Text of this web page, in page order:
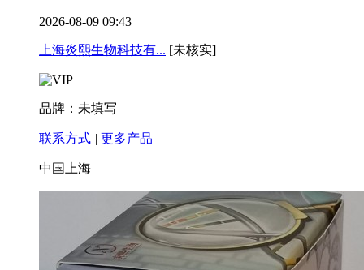
2026-08-09 09:43
上海炎熙生物科技有... [未核实]
品牌：未填写
联系方式 | 更多产品
中国上海